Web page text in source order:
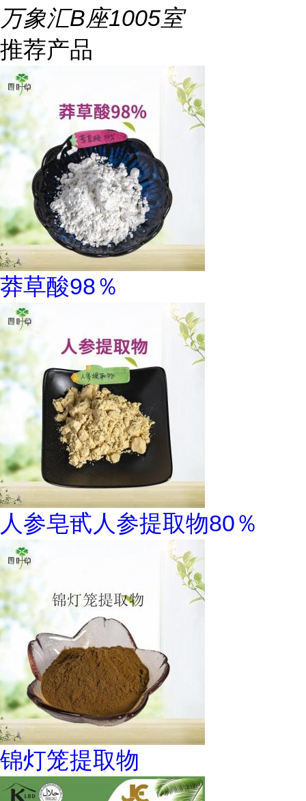
万象汇B座1005室
推荐产品
莽草酸98％
人参皂甙人参提取物80％
锦灯笼提取物